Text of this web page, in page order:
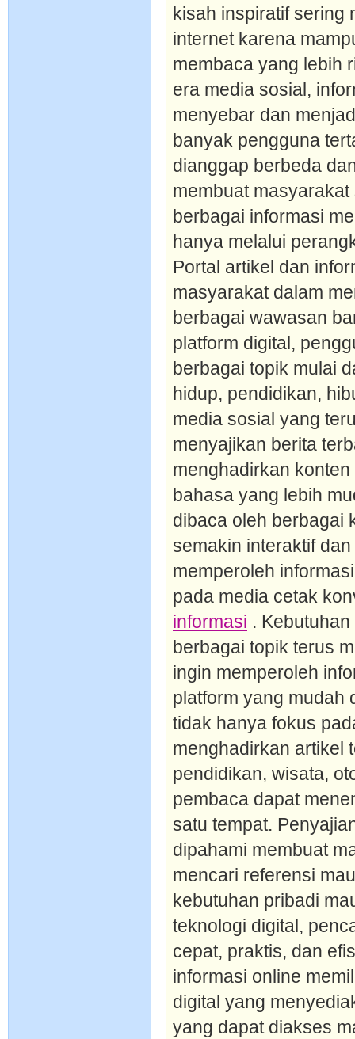
kisah inspiratif sering
internet karena
membaca yang lebih
era media sosial,
menyebar dan
banyak pengguna
dianggap berbeda
membuat
berbagai informasi
hanya melalui
Portal artikel dan
masyarakat dalam
berbagai wawasan
platform digital,
berbagai topik mulai
hidup, pendidikan,
media sosial yang
menyajikan berita
menghadirkan
bahasa yang lebih
dibaca oleh berbagai
semakin interaktif
memperoleh
pada media cetak
informasi .
berbagai topik terus
ingin memperoleh
platform yang mudah
tidak hanya fokus
menghadirkan artikel
pendidikan, wisata,
pembaca dapat
satu tempat.
dipahami membuat
mencari referensi
kebutuhan pribadi
teknologi digital,
cepat, praktis, dan
informasi online
digital yang
yang dapat diakses